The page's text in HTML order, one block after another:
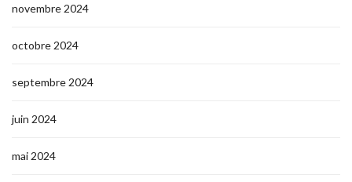
novembre 2024
octobre 2024
septembre 2024
juin 2024
mai 2024